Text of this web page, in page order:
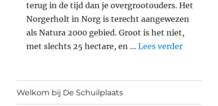
terug in de tijd dan je overgrootouders. Het
Norgerholt in Norg is terecht aangewezen
als Natura 2000 gebied. Groot is het niet,
met slechts 25 hectare, en …Lees verder
Welkom bij De Schuilplaats